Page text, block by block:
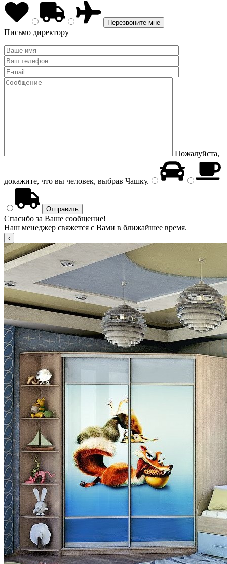
Письмо директору
Пожалуйста,
докажите, что вы человек, выбрав Чашку.
Спасибо за Ваше сообщение!
Наш менеджер свяжется с Вами в ближайшее время.